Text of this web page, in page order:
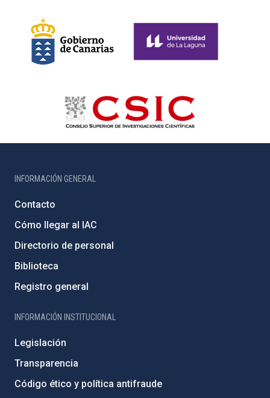
INFORMACIÓN GENERAL
Contacto
Cómo llegar al IAC
Directorio de personal
Biblioteca
Registro general
INFORMACIÓN INSTITUCIONAL
Legislación
Transparencia
Código ético y política antifraude